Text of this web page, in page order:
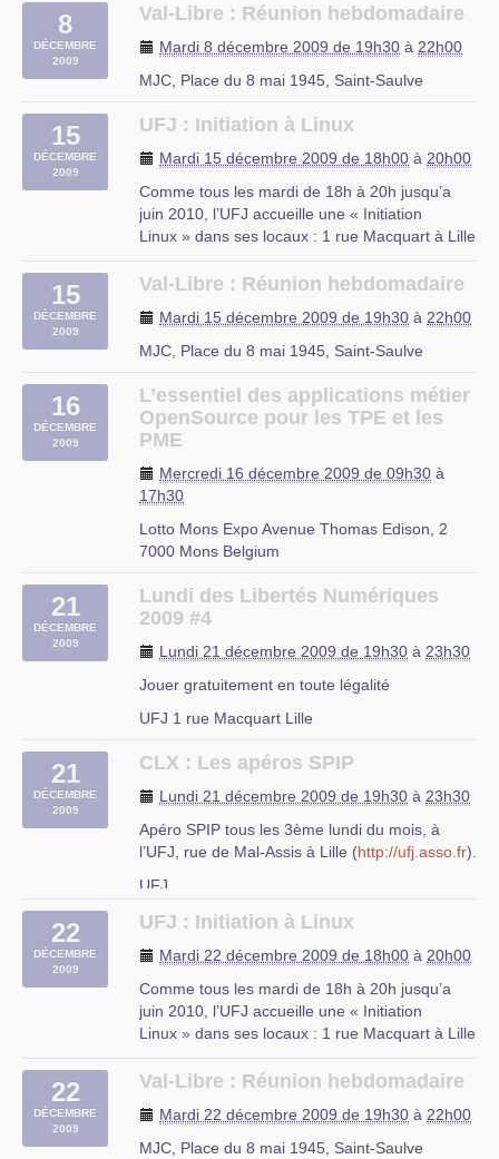
– Découverte des logiciels libres
– Installation d’une distribution Linux
– Le mode console
rue du Mal Assis, Lille
8
DÉCEMBRE
2009
Val-Libre : Réunion hebdomadaire
Mardi 8 décembre 2009 de 19h30 à 22h00
MJC, Place du 8 mai 1945, Saint-Saulve
15
DÉCEMBRE
2009
UFJ : Initiation à Linux
Mardi 15 décembre 2009 de 18h00 à 20h00
Comme tous les mardi de 18h à 20h jusqu’a
juin 2010, l’UFJ accueille une « Initiation
Linux » dans ses locaux : 1 rue Macquart à Lille
– Découverte des logiciels libres
– Installation d’une distribution Linux
– Le mode console
rue du Mal Assis, Lille
15
DÉCEMBRE
2009
Val-Libre : Réunion hebdomadaire
Mardi 15 décembre 2009 de 19h30 à 22h00
MJC, Place du 8 mai 1945, Saint-Saulve
16
DÉCEMBRE
2009
L’essentiel des applications métier
OpenSource pour les TPE et les
PME
Mercredi 16 décembre 2009 de 09h30 à
17h30
Lotto Mons Expo Avenue Thomas Edison, 2
7000 Mons Belgium
21
DÉCEMBRE
2009
Lundi des Libertés Numériques
2009 #4
Lundi 21 décembre 2009 de 19h30 à 23h30
Jouer gratuitement en toute légalité
UFJ 1 rue Macquart Lille
21
DÉCEMBRE
2009
CLX : Les apéros SPIP
Lundi 21 décembre 2009 de 19h30 à 23h30
Apéro SPIP tous les 3ème lundi du mois, à
l’UFJ, rue de Mal-Assis à Lille (http://ufj.asso.fr).
UFJ
22
DÉCEMBRE
2009
UFJ : Initiation à Linux
Mardi 22 décembre 2009 de 18h00 à 20h00
Comme tous les mardi de 18h à 20h jusqu’a
juin 2010, l’UFJ accueille une « Initiation
Linux » dans ses locaux : 1 rue Macquart à Lille
– Découverte des logiciels libres
– Installation d’une distribution Linux
– Le mode console
22
DÉCEMBRE
2009
Val-Libre : Réunion hebdomadaire
Mardi 22 décembre 2009 de 19h30 à 22h00
MJC, Place du 8 mai 1945, Saint-Saulve